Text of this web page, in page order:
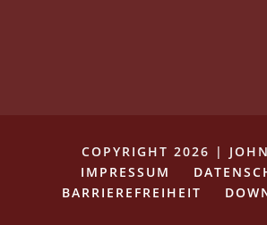
COPYRIGHT 2026 |
IMPRESSUM
BARRIEREFREIHEIT